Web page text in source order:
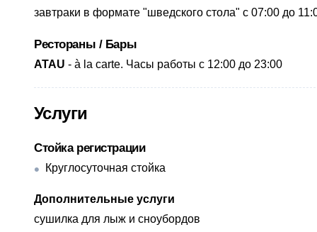
завтраки в формате "шведского стола" с 07:00 до
Рестораны / Бары
ATAU - à la carte. Часы работы с 12:00 до 23:00
Услуги
Стойка регистрации
Круглосуточная стойка
Дополнительные услуги
​сушилка для лыж и сноубордов